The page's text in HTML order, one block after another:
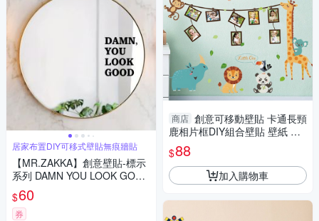
居家布置DIY可移式壁貼無痕牆貼
【MR.ZAKKA】創意壁貼-標示
系列 DAMN YOU LOOK GOOD
居家布置 DIY可移式壁貼 無痕
壁貼 牆貼
$60
券
商店 創意可移動壁貼 卡通長頸
鹿相片框DIY組合壁貼 壁紙 牆
貼 背景貼
$88
加入購物車